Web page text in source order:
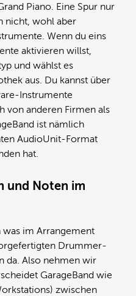
Piano. Eine Spur nur
nicht, wohl aber
Wenn du eins
aktivieren willst,
und wählst es
aus. Du kannst über
Instrumente
von anderen Firmen als
ist nämlich
AudioUnit-Format
hat.
und Noten im
im Arrangement
Drummer-
da. Also nehmen wir
GarageBand wie
zwischen